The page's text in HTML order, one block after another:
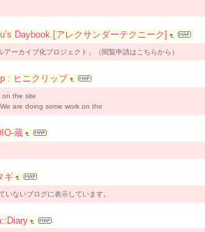
Daybook.[アレクサンダーテクニーク]
アーカイブ化プロジェクト」（閲覧申請はこちらから）
: ヒニクリップ
on the site
are doing some work on the
蔵
ギ
いないブログに表示しています。